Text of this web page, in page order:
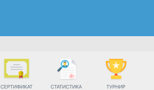
СЕРТИФИКАТ СТАТИСТИКА ТУРНИР